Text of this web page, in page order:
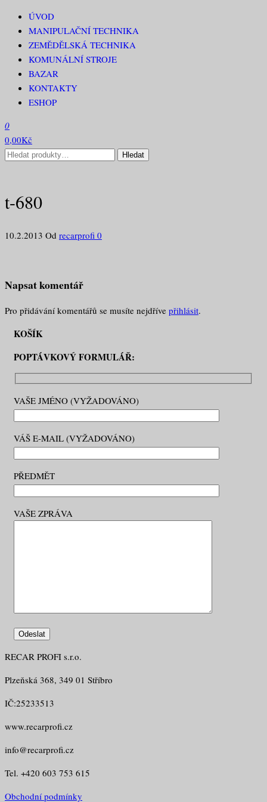
Přeskočit
obsah
RECAR PROFI
ÚVOD
MANIPULAČNÍ TECHNIKA
ZEMĚDĚLSKÁ TECHNIKA
KOMUNÁLNÍ STROJE
BAZAR
KONTAKTY
ESHOP
0
0,00Kč
Hledat:
Hledat
t-680
10.2.2013 Od recarprofi 0
Napsat komentář
Pro přidávání komentářů se musíte nejdříve přihlásit.
KOŠÍK
POPTÁVKOVÝ FORMULÁŘ:
VAŠE JMÉNO (VYŽADOVÁNO)
VÁŠ E-MAIL (VYŽADOVÁNO)
PŘEDMĚT
VAŠE ZPRÁVA
RECAR PROFI s.r.o.
Plzeňská 368, 349 01 Stříbro
IČ:25233513
www.recarprofi.cz
info@recarprofi.cz
Tel. +420 603 753 615
Obchodní podmínky